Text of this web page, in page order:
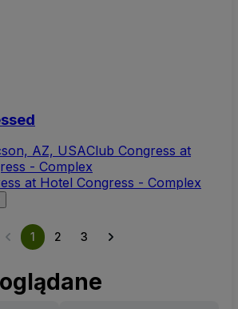
AZ, USAClub Congress at
- Complex
at Hotel Congress - Complex
1 2 3